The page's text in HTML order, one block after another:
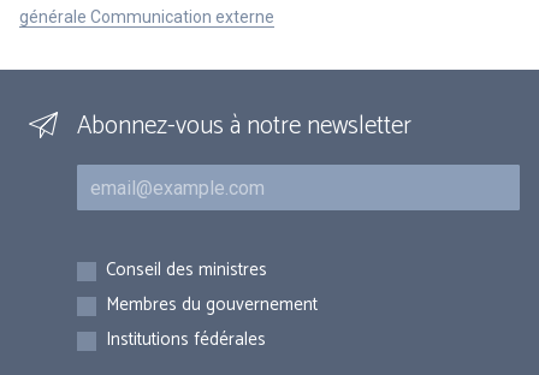
générale Communication externe
Abonnez-vous à notre newsletter
Courriel
Inscriptions
Conseil des ministres
Membres du gouvernement
Institutions fédérales